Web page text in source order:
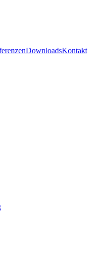
DownloadsKontakt